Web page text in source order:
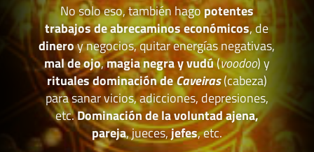
No solo eso, también hagopotentes
trabajos de abrecaminos económicos, de
dineroy negocios, quitar energías negativas,
mal de ojo,magia negra y vudú(voodoo) y
rituales dominación deCaveiras(cabeza)
para sanar vicios, adicciones, depresiones,
etc.Dominación de la voluntad ajena,
pareja, jueces,jefes, etc.